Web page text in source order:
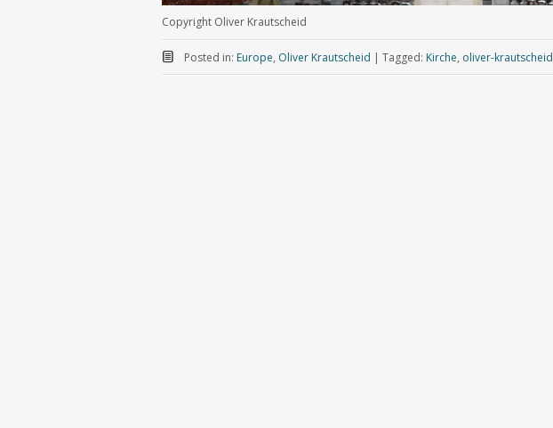
Copyright Oliver Krautscheid
Posted in: Europe, Oliver Krautscheid | Tagged: Kirche, oliver-krautscheid